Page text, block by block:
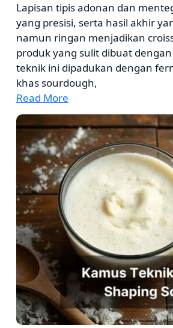
Lapisan tipis adonan dan
yang presisi, serta hasil akhir
namun ringan menjadikan
produk yang sulit dibuat
teknik ini dipadukan dengan
khas sourdough,
Read More